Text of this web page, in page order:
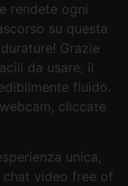
rendete ogni
su questa
Grazie
da usare, il
fluido.
cliccate
unica,
video free of